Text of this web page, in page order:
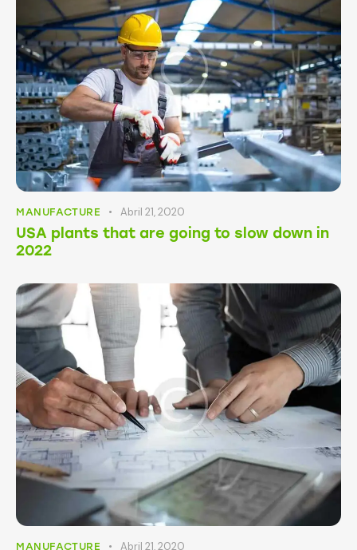
MANUFACTURE Abril 21, 2020
USA plants that are going to slow down in
2022
MANUFACTURE Abril 21, 2020